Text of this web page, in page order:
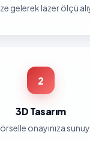
gelerek lazer ölçü
2
3D Tasarım
onayınıza